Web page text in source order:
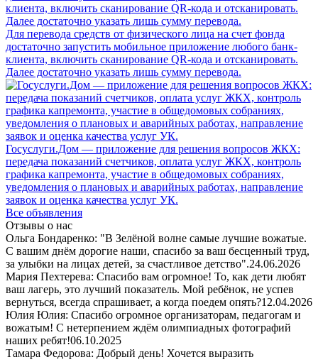
Для перевода средств от физического лица на счет фонда
достаточно запустить мобильное приложение любого банк-
клиента, включить сканирование QR-кода и отсканировать.
Далее достаточно указать лишь сумму перевода.
Госуслуги.Дом — приложение для решения вопросов ЖКХ:
передача показаний счетчиков, оплата услуг ЖКХ, контроль
графика капремонта, участие в общедомовых собраниях,
уведомления о плановых и аварийных работах, направление
заявок и оценка качества услуг УК.
Все объявления
Отзывы о нас
Ольга Бондаренко: "В Зелёной волне самые лучшие вожатые.
С вашим днём дорогие наши, спасибо за ваш бесценный труд,
за улыбки на лицах детей, за счастливое детство".24.06.2026
Мария Пехтерева: Спасибо вам огромное! То, как дети любят
ваш лагерь, это лучший показатель. Мой ребёнок, не успев
вернуться, всегда спрашивает, а когда поедем опять?12.04.2026
Юлия Юлия: Спасибо огромное организаторам, педагогам и
вожатым! С нетерпением ждём олимпиадных фотографий
наших ребят!06.10.2025
Тамара Федорова: Добрый день! Хочется выразить